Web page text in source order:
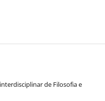
de Filosofia e